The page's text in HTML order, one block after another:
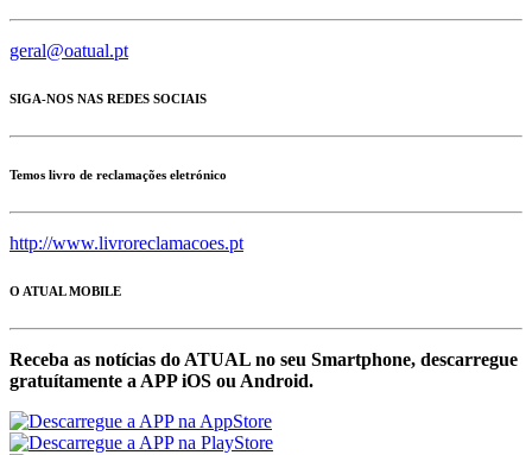
geral@oatual.pt
SIGA-NOS NAS REDES SOCIAIS
Temos livro de reclamações eletrónico
http://www.livroreclamacoes.pt
O ATUAL MOBILE
Receba as notícias do ATUAL no seu Smartphone, descarregue
gratuítamente a APP iOS ou Android.